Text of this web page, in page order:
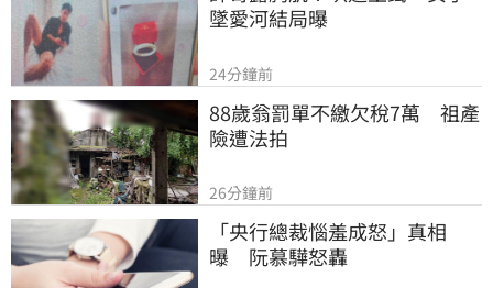
墜愛河結局曝
24分鐘前
88歲翁罰單不繳欠稅7萬　祖產
險遭法拍
26分鐘前
「央行總裁惱羞成怒」真相
曝　阮慕驊怒轟